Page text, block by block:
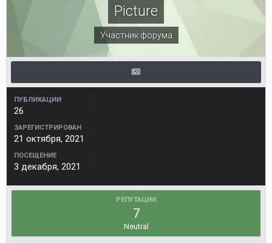
Picture
Участник форума
ПУБЛИКАЦИИ
26
ЗАРЕГИСТРИРОВАН
21 октября, 2021
ПОСЕЩЕНИЕ
3 декабря, 2021
РЕПУТАЦИЯ
7
Neutral